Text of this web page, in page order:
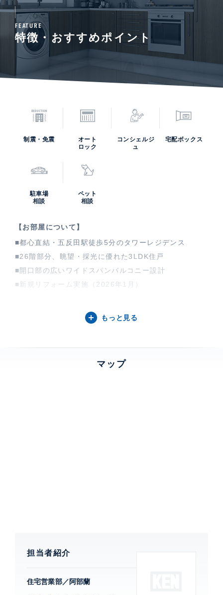
FEATURE
特徴・おすすめポイント
制震・免震
オート
ロック
コンシェルジ
ュ
宅配ボックス
駐車場
相談
ペット
相談
【お部屋について】
■都心直結・五反田駅徒歩5分のタワーレジデンス
■26階部分、眺望・採光に優れた3LDK住戸
■開口部の広いワイドスパンバルコニー設計
■新規リフォーム実施（2026年1月）
キッチン交換（食器洗い乾燥機付き）、浴室交換（乾燥
フローリング、タイル新規貼替、床暖房設置など
もっと見る
マップ
担当者紹介
住宅営業部／阿部蘭